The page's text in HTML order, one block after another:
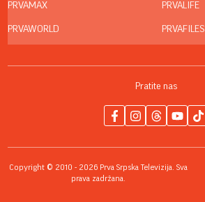
PRVAMAX
PRVAWORLD
PRVALIFE
PRVAFILES
Pratite nas
Copyright © 2010 - 2026 Prva Srpska Televizija. Sva
prava zadržana.